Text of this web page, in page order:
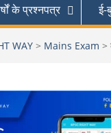
के प्रश्नपत्र
ई-
WAY > Mains Exam >